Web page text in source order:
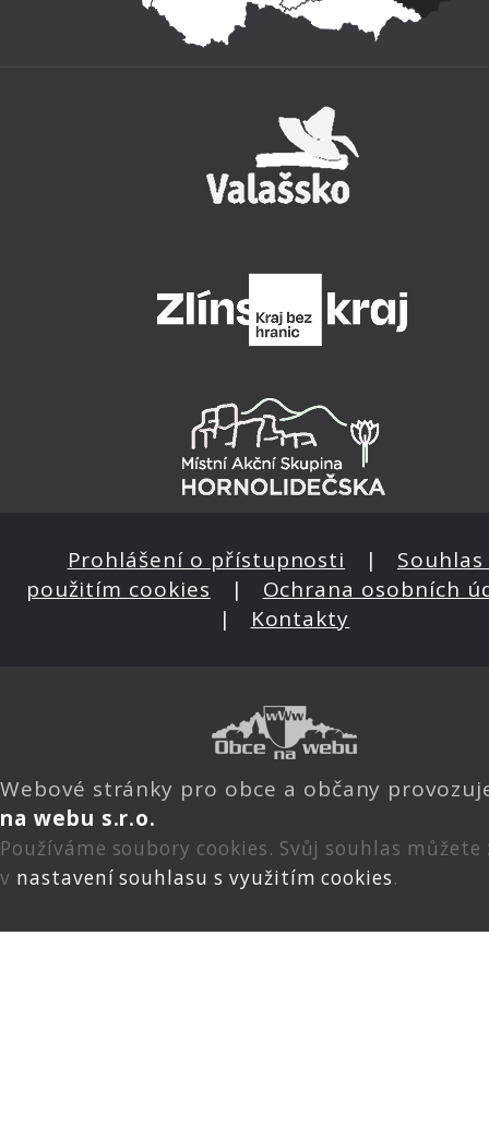
Prohlášení o přístupnosti | Souhlas
použitím cookies | Ochrana osobních
| Kontakty
Webové stránky pro obce a občany
na webu s.r.o.
Používáme soubory cookies. Svůj souhlas
v nastavení souhlasu s využitím cookies.